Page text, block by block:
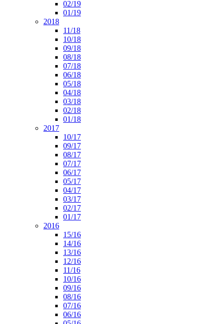
02/19
01/19
2018
11/18
10/18
09/18
08/18
07/18
06/18
05/18
04/18
03/18
02/18
01/18
2017
10/17
09/17
08/17
07/17
06/17
05/17
04/17
03/17
02/17
01/17
2016
15/16
14/16
13/16
12/16
11/16
10/16
09/16
08/16
07/16
06/16